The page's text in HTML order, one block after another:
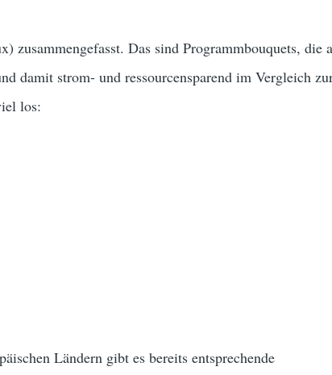
zusammengefasst. Das sind Programmbouquets, die
damit strom- und ressourcensparend im Vergleich
los:
Ländern gibt es bereits entsprechende